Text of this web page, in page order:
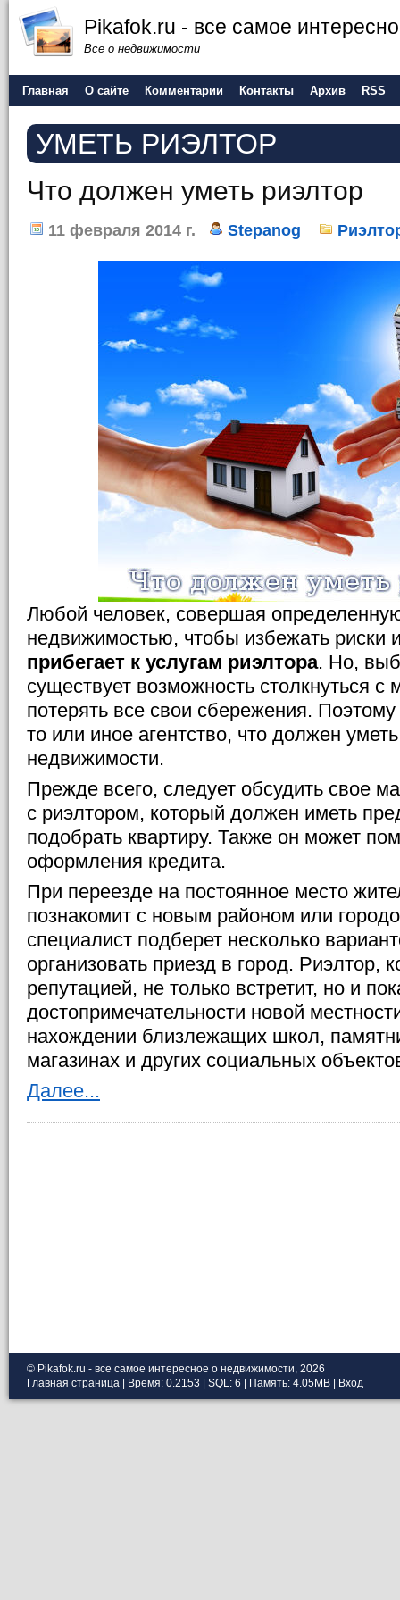
Pikafok.ru - все самое
Все о недвижимости
Главная О сайте Комментарии Контакты Архив RSS
УМЕТЬ РИЭЛТОР
Что должен уметь риэлтор
11 февраля 2014 г. Stepanog
Любой человек, совершая
недвижимостью, чтобы избежать риски
прибегает к услугам риэлтора. Но,
существует возможность столкнуться
потерять все свои сбережения.
то или иное агентство, что должен
недвижимости.
Прежде всего, следует обсудить свое
с риэлтором, который должен иметь
подобрать квартиру. Также он может
оформления кредита.
При переезде на постоянное место
познакомит с новым районом или
специалист подберет несколько
организовать приезд в город. Риэлтор,
репутацией, не только встретит, но и
достопримечательности новой
нахождении близлежащих школ,
магазинах и других социальных
Далее...
© Pikafok.ru - все самое интересное о недвижимости, 2026
Главная страница | Время: 0.2153 | SQL: 6 | Память: 4.05MB Вход